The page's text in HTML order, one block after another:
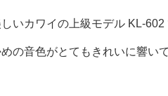
いカワイの上級モデル KL-602
の音色がとてもきれいに響いて